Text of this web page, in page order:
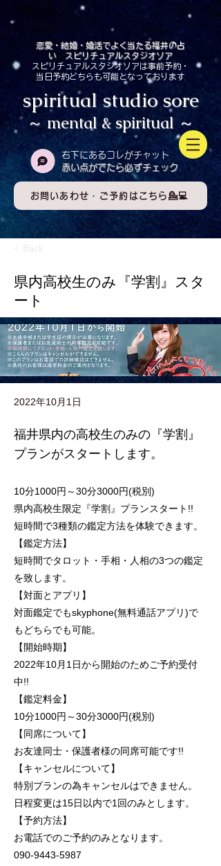
恋愛・結婚・婚活でよく当たる福井の占
い スピリチュアルスタジオソア
スピリチュアルスタジオソアは事前予約・
当日予約どちらも可能となっております
spiritual studio sore
～ mental & spiritual ～
​右下にあるコレがチャット
赤い点がでたら必ずチェック
お問いあわせ・ご予約はこちら💁💻
< Back
県内高校生のみ『学割』スタ
ート
< Back
2022年10月1日
福井県内の高校生のみの『学割』
プランがスタートします。
10分1000円～30分3000円(税別)
県内高校生限定『学割』プランスタート!!
短時間で3種類の鑑定方法を体験できます。
【鑑定方法】
短時間でタロット・手相・人相の3つの鑑定
を致します。
【対面とアプリ】
対面鑑定でもskyphone(無料通話アプリ)で
もどちらでも可能。
【開始時期】
2022年10月1日から開始のためご予約受付
中!!
【鑑定料金】
10分1000円～30分3000円(税別)
【同席について】
お友達同士・保護者様の同席可能です!!
【キャンセルについて】
特別プランの為キャンセルはできません。
日程変更は15日以内で1回のみとします。
【予約方法】
お電話でのご予約のみとなります。
090-9443-5987